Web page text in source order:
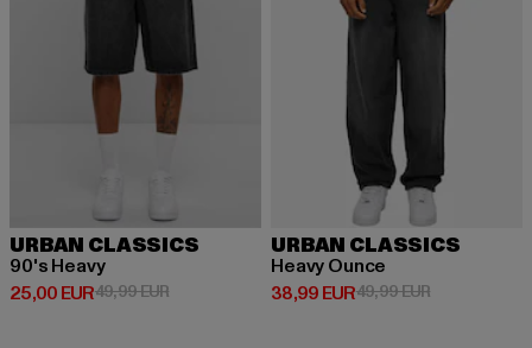
URBAN CLASSICS
90's Heavy
25,00 EUR
Derzeitiger Preis: 25,00 EUR
49,99 EURAktionspreis: 49,99 EUR
URBAN CLASSICS
Heavy Ounce
38,99 EUR
Derzeitiger Preis: 38,99 EUR
49,99 EURAktionspreis: